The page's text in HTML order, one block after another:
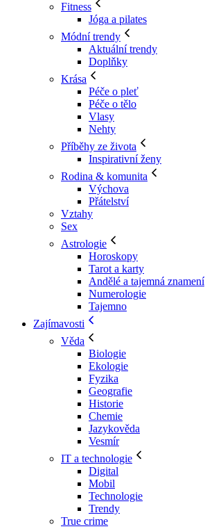
Fitness
Jóga a pilates
Módní trendy
Aktuální trendy
Doplňky
Krása
Péče o pleť
Péče o tělo
Vlasy
Nehty
Příběhy ze života
Inspirativní ženy
Rodina & komunita
Výchova
Přátelství
Vztahy
Sex
Astrologie
Horoskopy
Tarot a karty
Andělé a tajemná znamení
Numerologie
Tajemno
Zajímavosti
Věda
Biologie
Ekologie
Fyzika
Geografie
Historie
Chemie
Jazykověda
Vesmír
IT a technologie
Digital
Mobil
Technologie
Trendy
True crime